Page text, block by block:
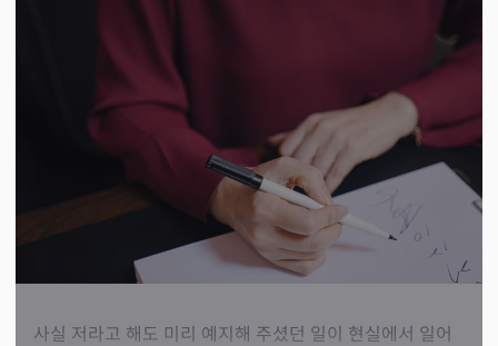
사실 저라고 해도 미리 예지해 주셨던 일이 현실에서 일어